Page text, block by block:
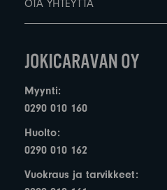
OTA YHTEYTTÄ
Myynti:
0290 010 160
Huolto:
0290 010 162
Vuokraus ja tarvikkeet: